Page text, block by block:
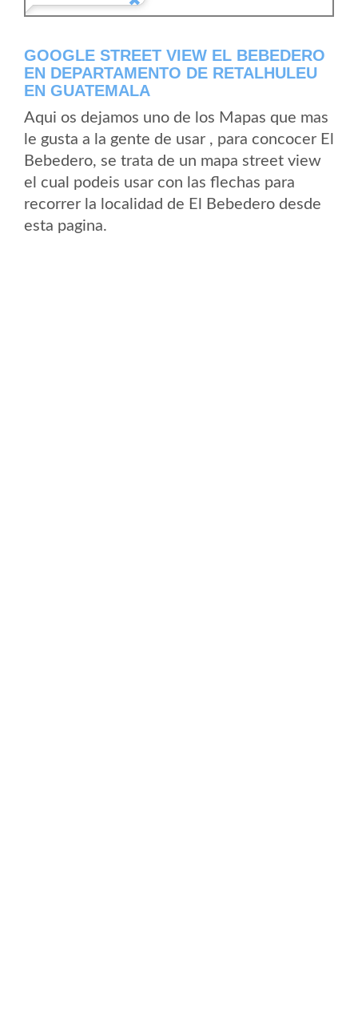
GOOGLE STREET VIEW EL BEBEDERO
EN DEPARTAMENTO DE RETALHULEU
EN GUATEMALA
Aqui os dejamos uno de los Mapas que mas
le gusta a la gente de usar , para concocer El
Bebedero, se trata de un mapa street view
el cual podeis usar con las flechas para
recorrer la localidad de El Bebedero desde
esta pagina.